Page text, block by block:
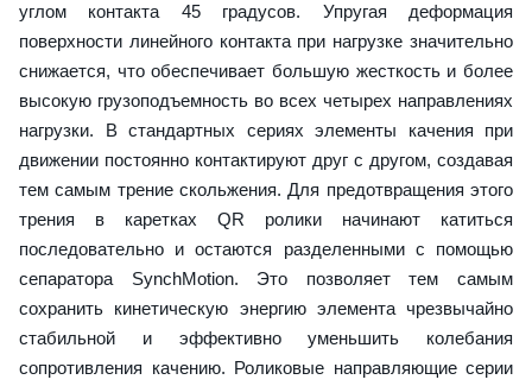
углом контакта 45 градусов. Упругая деформация
поверхности линейного контакта при нагрузке значительно
снижается, что обеспечивает большую жесткость и более
высокую грузоподъемность во всех четырех направлениях
нагрузки. В стандартных сериях элементы качения при
движении постоянно контактируют друг с другом, создавая
тем самым трение скольжения. Для предотвращения этого
трения в каретках QR ролики начинают катиться
последовательно и остаются разделенными с помощью
сепаратора SynchMotion. Это позволяет тем самым
сохранить кинетическую энергию элемента чрезвычайно
стабильной и эффективно уменьшить колебания
сопротивления качению. Роликовые направляющие серии